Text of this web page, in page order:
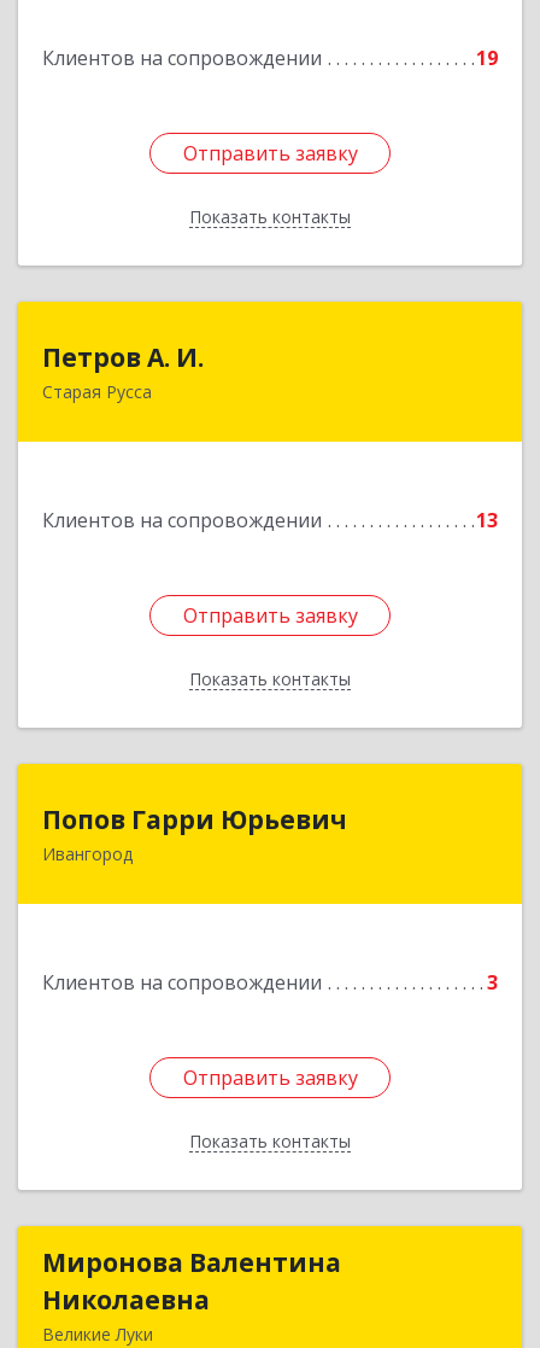
Клиентов на сопровождении 19
Отправить заявку
Показать контакты
Отправить заявку
Назад
Петров А. И.
Старая Русса
Клиентов на сопровождении 13
Отправить заявку
Показать контакты
Отправить заявку
Назад
Попов Гарри Юрьевич
Ивангород
Клиентов на сопровождении 3
Отправить заявку
Показать контакты
Отправить заявку
Назад
Миронова Валентина
Николаевна
Великие Луки
Миронова Валентина